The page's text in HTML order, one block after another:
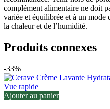
complément alimentaire ne doit
variée et équilibrée et à un mode
la chaleur et de l’humidité.
Produits connexes
-33%
Vue rapide
Ajouter au panier